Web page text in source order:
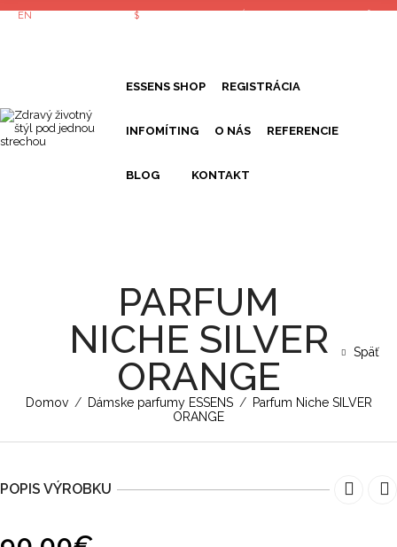
EN $
ESSENS SHOP REGISTRÁCIA
INFOMÍTING O NÁS REFERENCIE
BLOG KONTAKT
PARFUM
NICHE SILVER
ORANGE
Domov / Dámske parfumy ESSENS / Parfum Niche SILVER
ORANGE
Späť
POPIS VÝROBKU